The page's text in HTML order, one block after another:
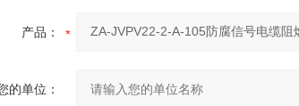
产品：
的单位：